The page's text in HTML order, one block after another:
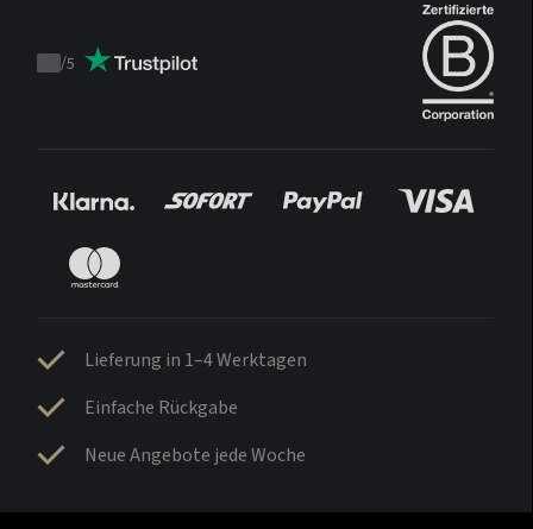
Trustpilot
/5
Lieferung in 1–4 Werktagen
Einfache Rückgabe
Neue Angebote jede Woche